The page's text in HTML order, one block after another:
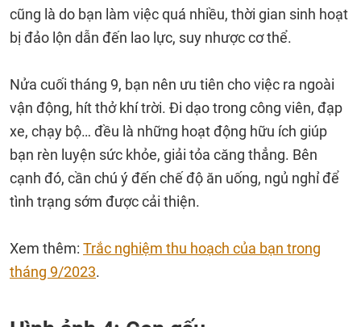
cũng là do bạn làm việc quá nhiều, thời gian sinh hoạt
bị đảo lộn dẫn đến lao lực, suy nhược cơ thể.
Nửa cuối tháng 9, bạn nên ưu tiên cho việc ra ngoài
vận động, hít thở khí trời. Đi dạo trong công viên, đạp
xe, chạy bộ… đều là những hoạt động hữu ích giúp
bạn rèn luyện sức khỏe, giải tỏa căng thẳng. Bên
cạnh đó, cần chú ý đến chế độ ăn uống, ngủ nghỉ để
tình trạng sớm được cải thiện.
Xem thêm: Trắc nghiệm thu hoạch của bạn trong
tháng 9/2023.